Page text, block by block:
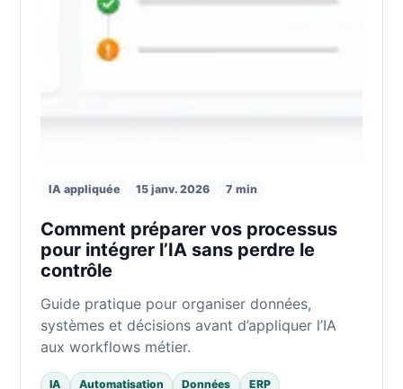
IA appliquée 15 janv. 2026 7 min
Comment préparer vos processus
pour intégrer l’IA sans perdre le
contrôle
Guide pratique pour organiser données,
systèmes et décisions avant d’appliquer l’IA
aux workflows métier.
IA Automatisation Données ERP